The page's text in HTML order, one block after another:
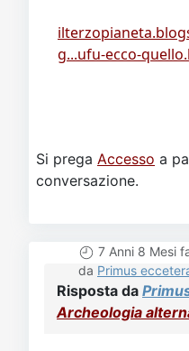
g...ufu-ecco-
Si prega Accesso a
conversazione.
7 Anni 8 Mesi
da Primus
Risposta da
Archeologia